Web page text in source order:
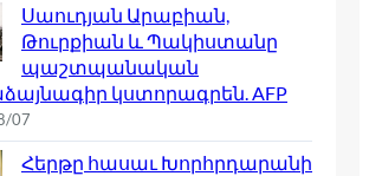
Սաուդյան Արաբիան,
Թուրքիան և Պակիստանը
պաշտպանական
կստորագրեն. AFP
07
Հերթը հասաւ Խորհրդարանի